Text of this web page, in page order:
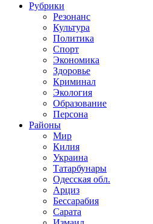
Рубрики
Резонанс
Культура
Политика
Спорт
Экономика
Здоровье
Криминал
Экология
Образование
Персона
Районы
Мир
Килия
Украина
Татарбунары
Одесская обл.
Арциз
Бессарабия
Сарата